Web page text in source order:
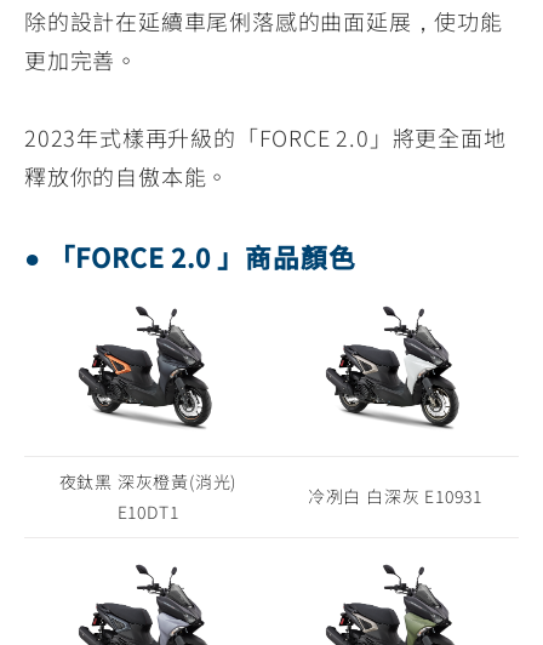
除的設計在延續車尾俐落感的曲面延展，使功能
更加完善。
2023年式樣再升級的「FORCE 2.0」將更全面地
釋放你的自傲本能。
● 「FORCE 2.0 」商品顏色
夜鈦黑 深灰橙黃(消光)
E10DT1
冷冽白 白深灰 E10931